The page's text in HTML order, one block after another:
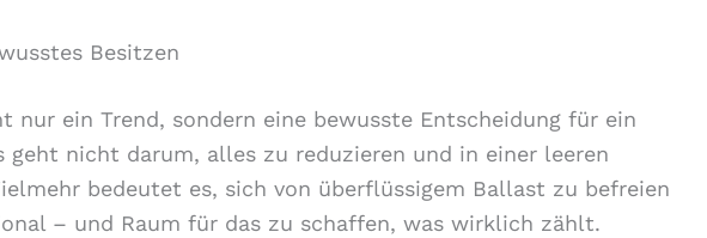
Besitzen
nur ein Trend, sondern eine bewusste Entscheidung für ein
geht nicht darum, alles zu reduzieren und in einer leeren
bedeutet es, sich von überflüssigem Ballast zu befreien
– und Raum für das zu schaffen, was wirklich zählt.